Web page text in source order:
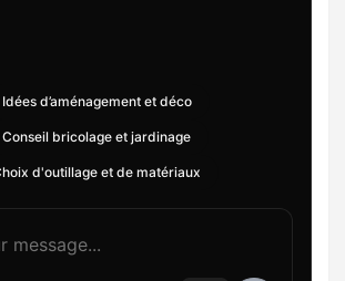
Idées d’aménagement et déco
Conseil bricolage et jardinage
d'outillage et de matériaux